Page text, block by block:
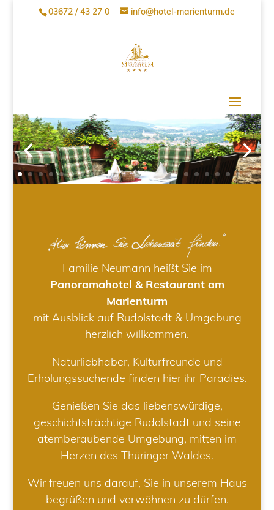
03672 / 43 27 0 info@hotel-marienturm.de
Familie Neumann heißt Sie im
Panoramahotel & Restaurant am
Marienturm
mit Ausblick auf Rudolstadt & Umgebung
herzlich willkommen.
Naturliebhaber, Kulturfreunde und
Erholungssuchende finden hier ihr Paradies.
Genießen Sie das liebenswürdige,
geschichtsträchtige Rudolstadt und seine
atemberaubende Umgebung, mitten im
Herzen des Thüringer Waldes.
Wir freuen uns darauf, Sie in unserem Haus
begrüßen und verwöhnen zu dürfen.